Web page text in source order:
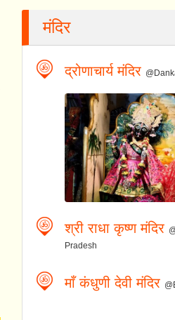
मंदिर
द्रोणाचार्य मंदिर
श्री राधा कृष्ण मंदिर
Pradesh
माँ कंधुणी देवी मंदिर